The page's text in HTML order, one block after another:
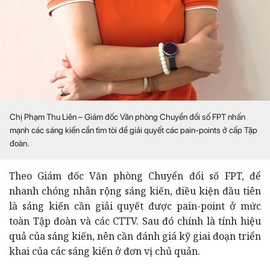
Chị Phạm Thu Liên – Giám đốc Văn phòng Chuyển đổi số FPT nhấn
mạnh các sáng kiến cần tìm tòi để giải quyết các pain-points ở cấp Tập
đoàn.
Theo Giám đốc Văn phòng Chuyển đổi số FPT, để
nhanh chóng nhân rộng sáng kiến, điều kiện đầu tiên
là sáng kiến cần giải quyết được pain-point ở mức
toàn Tập đoàn và các CTTV. Sau đó chính là tính hiệu
quả của sáng kiến, nên cần đánh giá kỹ giai đoạn triển
khai của các sáng kiến ở đơn vị chủ quản.